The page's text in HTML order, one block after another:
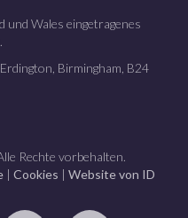
und Wales eingetragenes
Birmingham, B24
Rechte vorbehalten.
| Cookies | Website von ID